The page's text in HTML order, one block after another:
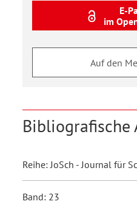
E-
im
Auf den
Bibliografische
Reihe: JoSch - Journal für
Band: 23